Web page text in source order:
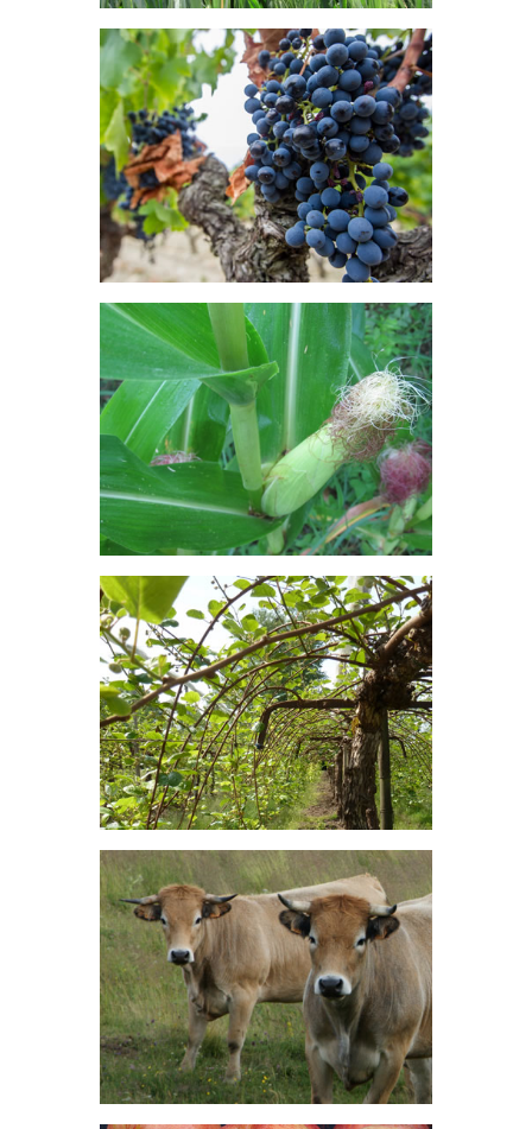
Blé
Les céréales à paille représentent
31% de l'assolement.
Vigne
La Viticulture représente 11% de
l'assolement.
Maïs
Le Maïs représente 30% de
l'assolement.
Kiwi
L'Arboriculture du grand sud
représente 2% de l'assolement.